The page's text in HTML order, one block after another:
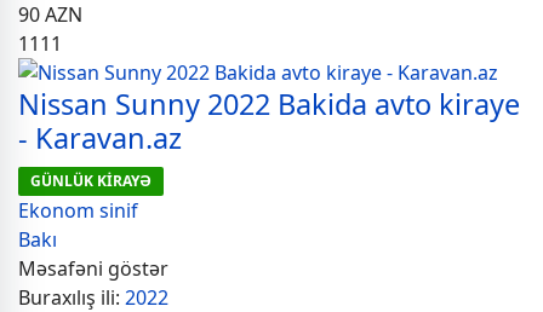
90AZN
1111
Nissan Sunny 2022 Bakida avto kiraye
- Karavan.az
GÜNLÜK KİRAYƏ
Ekonom sinif
Bakı
Məsafəni göstər
Buraxılış ili: 2022